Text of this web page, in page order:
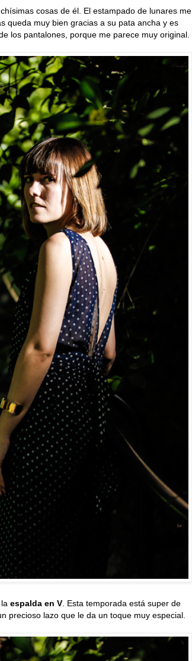
cosas de él. El estampado de lunares me
queda muy bien gracias a su pata ancha y es
los pantalones, porque me parece muy original.
espalda en V. Esta temporada está super de
precioso lazo que le da un toque muy especial.